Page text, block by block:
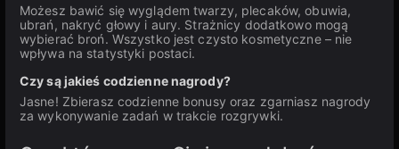
Możesz bawić się wyglądem twarzy, plecaków, obuwia,
ubrań, nakryć głowy i aury. Strażnicy dodatkowo mogą
wybierać broń. Wszystko jest czysto kosmetyczne – nie
wpływa na statystyki postaci.
Czy są jakieś codzienne nagrody?
Jasne! Zbierasz codzienne bonusy oraz zgarniasz nagrody
za wykonywanie zadań w trakcie rozgrywki.